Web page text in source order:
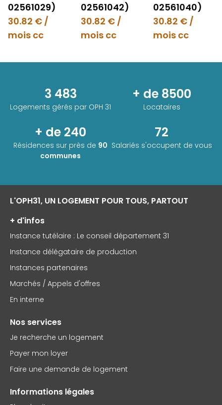
02561029)
30.82 € /
mois cc
02561042)
30.82 € /
mois cc
02561040)
30.82 € /
mois cc
3 483
Logements gérés par OPH 31
+ de 8500
Locataires
+ de 240
Résidences sur près de 90
communes
72
Salariés s'occupent de vous
L'OPH31, UN LOGEMENT POUR TOUS, PARTOUT
+ d'infos
Instance tutélaire : Le conseil département 31
Instance délégataire de production
Instances partenaires
Marchés / Appels d'offres
En interne
Nos services
Je recherche un logement
Payer mon loyer
Faire une demande de logement
Informations légales